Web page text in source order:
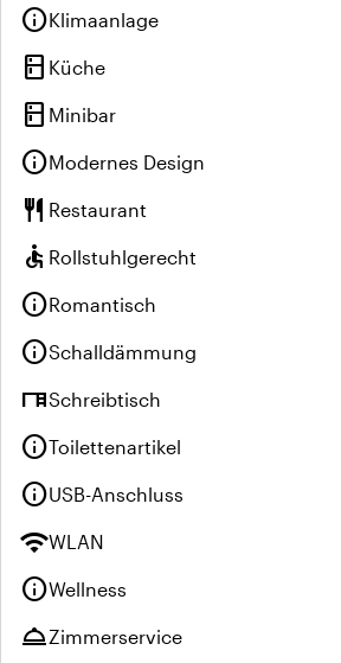
infoKlimaanlage
kitchen Küche
kitchen Minibar
infoModernes Design
restaurant Restaurant
accessible Rollstuhlgerecht
infoRomantisch
infoSchalldämmung
deskSchreibtisch
infoToilettenartikel
infoUSB-Anschluss
wifiWLAN
infoWellness
room_serviceZimmerservice